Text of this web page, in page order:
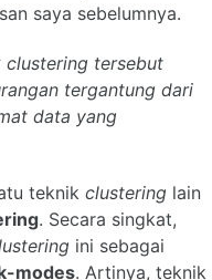
saya sebelumnya.
clustering tersebut
tergantung dari
data yang
teknik clustering lain
. Secara singkat,
ini sebagai
modes. Artinya, teknik